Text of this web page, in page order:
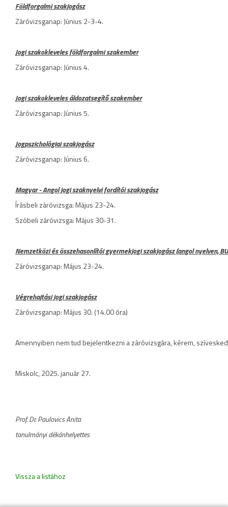
Földforgalmi szakjogász
Záróvizsganap: Június 2-3-4.
Jogi szakokleveles földforgalmi szakember
Záróvizsganap: Június 4.
Jogi szakokleveles áldozatsegítő szakember
Záróvizsganap: Június 5.
Jogpszichológiai szakjogász
Záróvizsganap: Június 6.
Magyar - Angol jogi szaknyelvi fordítói szakjogász
Írásbeli záróvizsga: Május 23-24.
Szóbeli záróvizsga: Május 30-31.
Nemzetközi és összehasonlítói gyermekjogi szakjogász (angol nyelven,
Záróvizsganap: Május 23-24.
Végrehajtási jogi szakjogász
Záróvizsganap: Május 30. (14.00 óra)
Amennyiben nem tud bejelentkezni a záróvizsgára, kérem,
Miskolc, 2025. január 27.
Prof. Dr. Paulovics Anita
tanulmányi dékánhelyettes
Vissza a listához